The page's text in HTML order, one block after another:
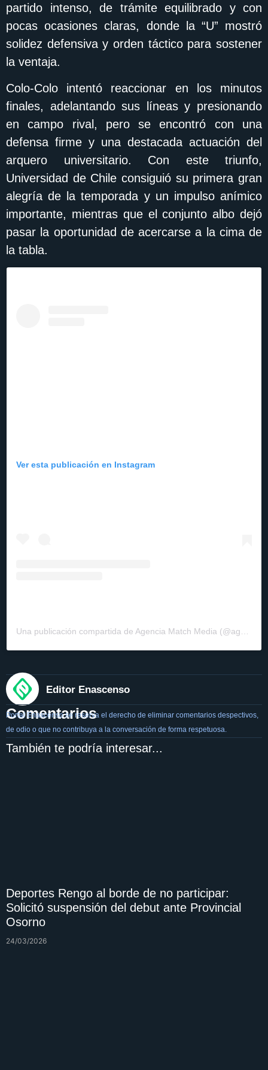
partido intenso, de trámite equilibrado y con
pocas ocasiones claras, donde la “U” mostró
solidez defensiva y orden táctico para sostener
la ventaja.
Colo-Colo intentó reaccionar en los minutos
finales, adelantando sus líneas y presionando
en campo rival, pero se encontró con una
defensa firme y una destacada actuación del
arquero universitario. Con este triunfo,
Universidad de Chile consiguió su primera gran
alegría de la temporada y un impulso anímico
importante, mientras que el conjunto albo dejó
pasar la oportunidad de acercarse a la cima de
la tabla.
Ver esta publicación en Instagram
Editor Enascenso
Comentarios
Portal Enascenso se reserva el derecho de eliminar comentarios despectivos,
de odio o que no contribuya a la conversación de forma respetuosa.
También te podría interesar...
Deportes Rengo al borde de no participar:
Solicitó suspensión del debut ante Provincial
Osorno
24/03/2026